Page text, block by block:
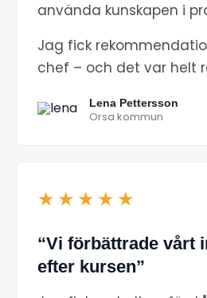
använda kunskapen i
Jag fick
chef – och det var helt
Lena Pettersson
Orsa kommun
★★★★★
“Vi förbättrade vårt
efter kursen”